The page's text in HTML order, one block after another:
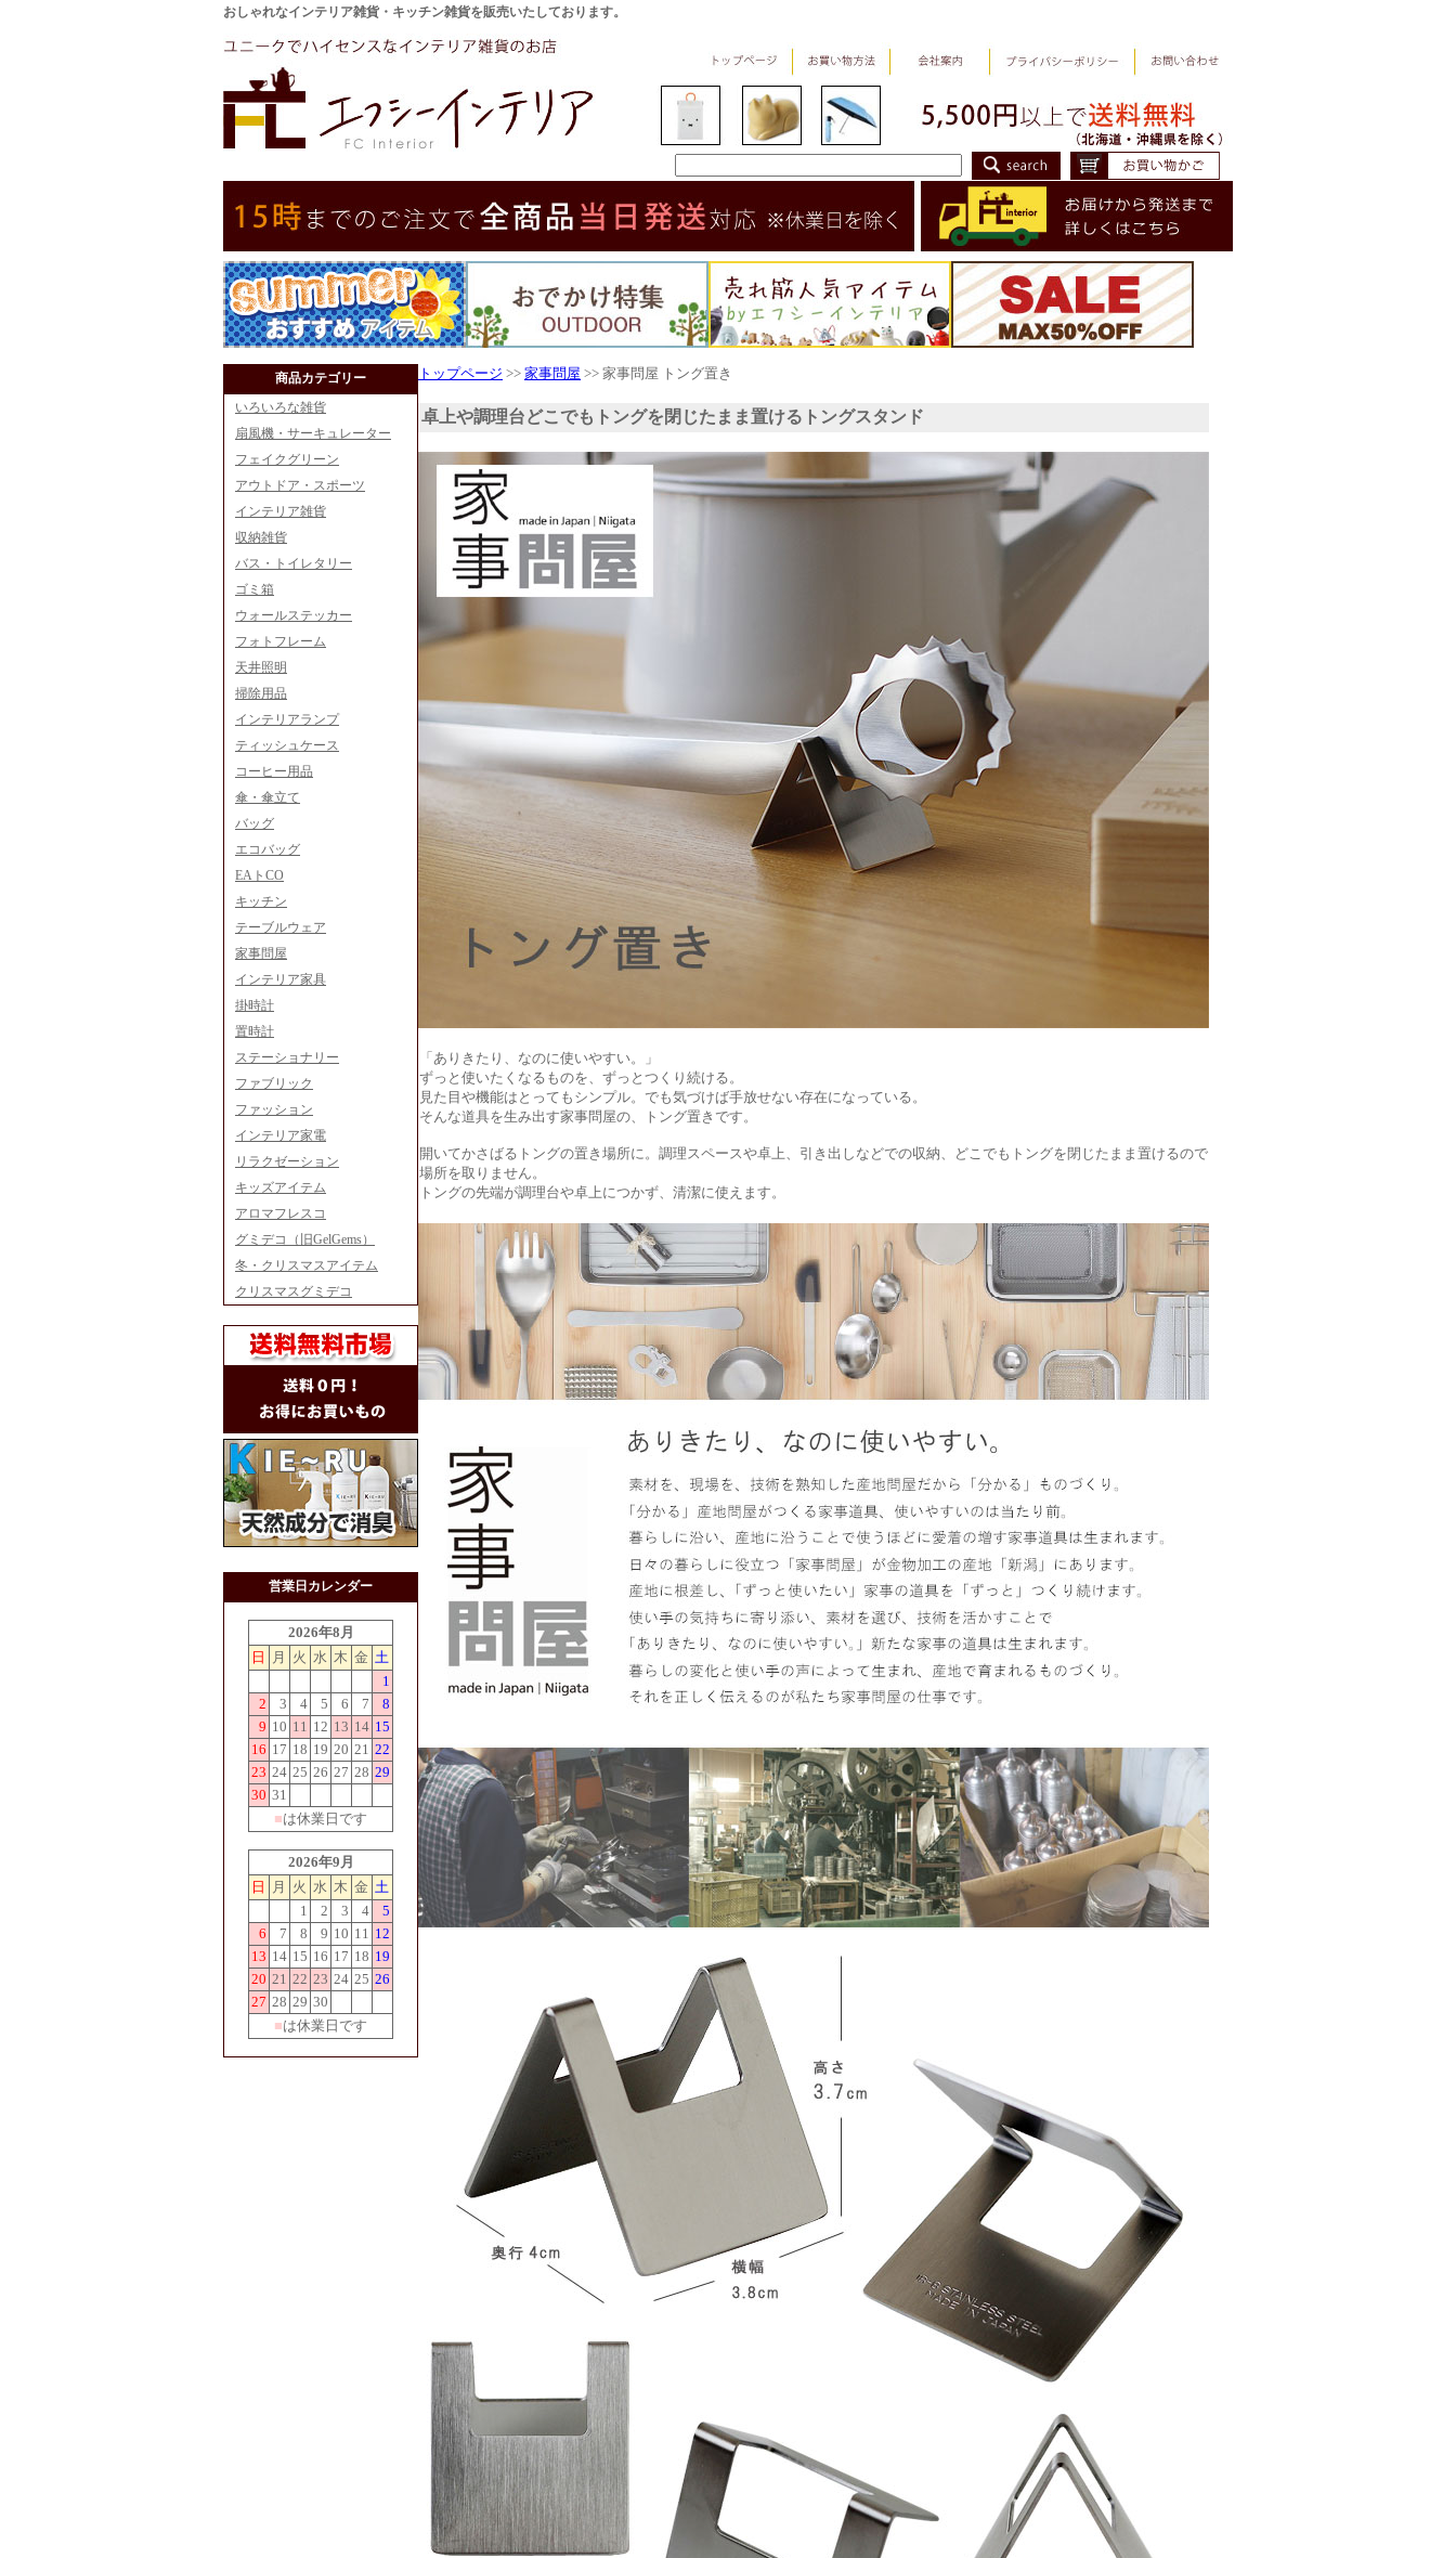
おしゃれなインテリア雑貨・キッチン雑貨を販売いたしております。
商品カテゴリー
いろいろな雑貨
扇風機・サーキュレーター
フェイクグリーン
アウトドア・スポーツ
インテリア雑貨
収納雑貨
バス・トイレタリー
ゴミ箱
ウォールステッカー
フォトフレーム
天井照明
掃除用品
インテリアランプ
ティッシュケース
コーヒー用品
傘・傘立て
バッグ
エコバッグ
EAトCO
キッチン
テーブルウェア
家事問屋
インテリア家具
掛時計
置時計
ステーショナリー
ファブリック
ファッション
インテリア家電
リラクゼーション
キッズアイテム
アロマフレスコ
グミデコ（旧GelGems）
冬・クリスマスアイテム
クリスマスグミデコ
営業日カレンダー
2026年8月
日
月 火 水 木 金 土
1
2
3 4 5 6 7
8
9 10 11 12 13 14 15
16 17 18 19 20 21 22
23 24 25 26 27 28 29
30 31
■は休業日です
2026年9月
日
月 火 水 木 金 土
1
2 3 4
5
6
7 8 9 10 11 12
13 14 15 16 17 18 19
20 21 22 23 24 25 26
27 28 29 30
■は休業日です
トップページ >> 家事問屋 >> 家事問屋 トング置き
卓上や調理台どこでもトングを閉じたまま置けるトングスタンド
「ありきたり、なのに使いやすい。」
ずっと使いたくなるものを、ずっとつくり続ける。
見た目や機能はとってもシンプル。でも気づけば手放せない存在になっている。
そんな道具を生み出す家事問屋の、トング置きです。
開いてかさばるトングの置き場所に。調理スペースや卓上、引き出しなどでの収納、どこでもトングを閉じたまま置けるので
場所を取りません。
トングの先端が調理台や卓上につかず、清潔に使えます。